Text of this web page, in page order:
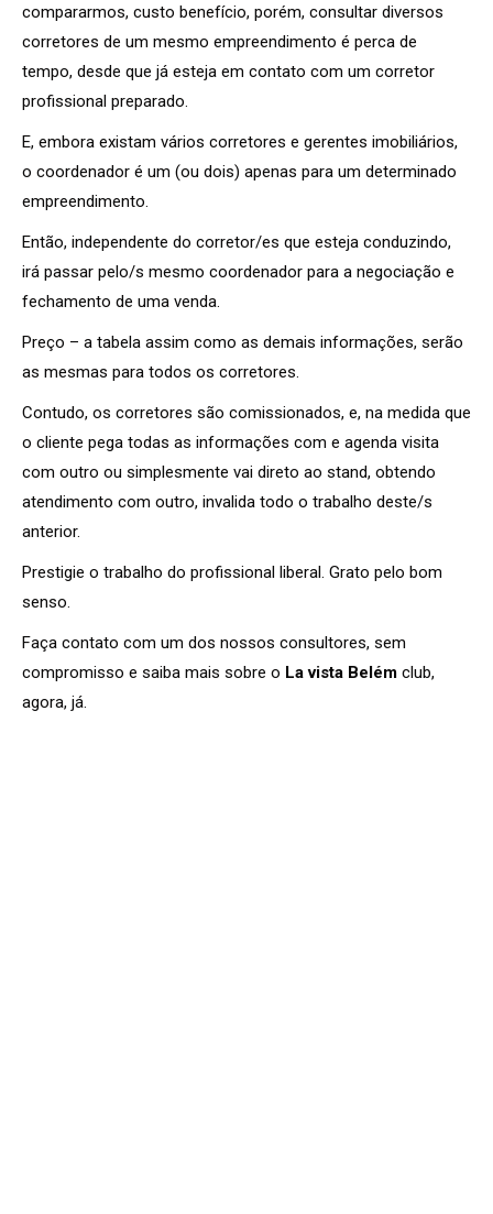
compararmos, custo benefício, porém, consultar diversos
corretores de um mesmo empreendimento é perca de
tempo, desde que já esteja em contato com um corretor
profissional preparado.
E, embora existam vários corretores e gerentes imobiliários,
o coordenador é um (ou dois) apenas para um determinado
empreendimento.
Então, independente do corretor/es que esteja conduzindo,
irá passar pelo/s mesmo coordenador para a negociação e
fechamento de uma venda.
Preço – a tabela assim como as demais informações, serão
as mesmas para todos os corretores.
Contudo, os corretores são comissionados, e, na medida que
o cliente pega todas as informações com e agenda visita
com outro ou simplesmente vai direto ao stand, obtendo
atendimento com outro, invalida todo o trabalho deste/s
anterior.
Prestigie o trabalho do profissional liberal. Grato pelo bom
senso.
Faça contato com um dos nossos consultores, sem
compromisso e saiba mais sobre o La vista Belém club,
agora, já.